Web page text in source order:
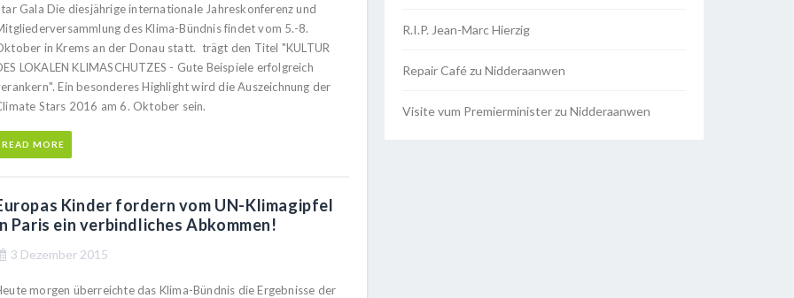
Gala Die diesjährige internationale Jahreskonferenz und
des Klima-Bündnis findet vom 5.-8.
in Krems an der Donau statt. trägt den Titel "KULTUR
LOKALEN KLIMASCHUTZES - Gute Beispiele erfolgreich
Ein besonderes Highlight wird die Auszeichnung der
Stars 2016 am 6. Oktober sein.
READ MORE
Kinder fordern vom UN-Klimagipfel
Paris ein verbindliches Abkommen!
3 Dezember 2015
morgen überreichte das Klima-Bündnis die Ergebnisse der
R.I.P. Jean-Marc Hierzig
Repair Café zu Nidderaanwen
Visite vum Premierminister zu Nidderaanwen